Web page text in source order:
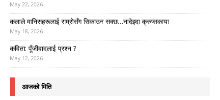
May 22, 2026
कलाले मानिसहरूलाई राम्रोसँग सिकाउन सक्छ…नादेझ्दा क्रुप्सकाया
May 18, 2026
कविता: पूँजीवादलाई प्रश्न ?
May 12, 2026
आजको मिति